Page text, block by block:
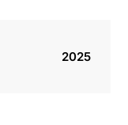
2025